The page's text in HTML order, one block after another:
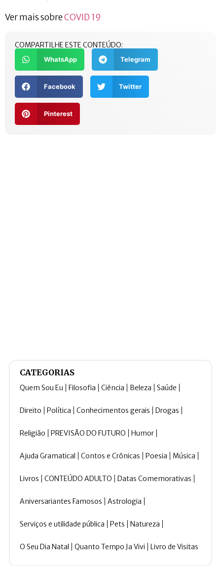
Ver mais sobreCOVID 19
COMPARTILHE ESTE CONTEÚDO:
WhatsApp Telegram
Facebook Twitter
Pinterest
CATEGORIAS
Quem Sou Eu Filosofia Ciência Beleza Saúde
Direito Política Conhecimentos gerais Drogas
Religião PREVISÃO DO FUTURO Humor
Ajuda Gramatical Contos e Crônicas Poesia Música
Livros CONTEÚDO ADULTO Datas Comemorativas
Aniversariantes Famosos Astrologia
Serviços e utilidade pública Pets Natureza
O Seu Dia Natal Quanto Tempo Ja Vivi Livro de Visitas